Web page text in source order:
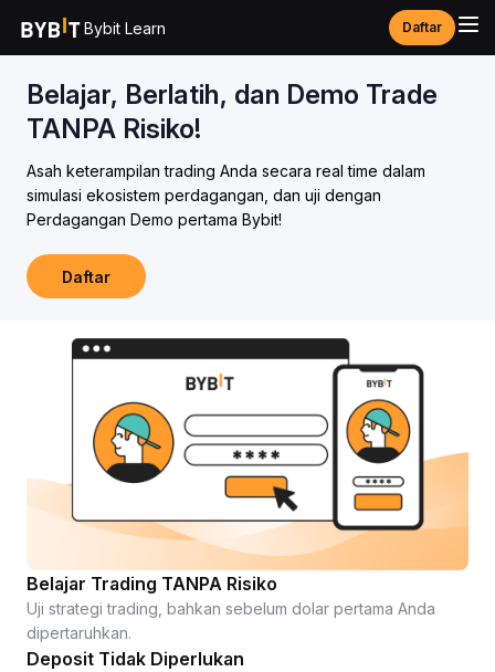
Bybit Learn Daftar
Belajar, Berlatih, dan Demo Trade
TANPA Risiko!
Asah keterampilan trading Anda secara real time dalam
simulasi ekosistem perdagangan, dan uji dengan
Perdagangan Demo pertama Bybit!
Daftar
Belajar Trading TANPA Risiko
Uji strategi trading, bahkan sebelum dolar pertama Anda
dipertaruhkan.
Deposit Tidak Diperlukan